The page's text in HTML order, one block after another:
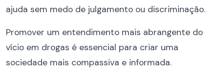
ajuda sem medo de julgamento ou discriminação.
Promover um entendimento mais abrangente do
vício em drogas é essencial para criar uma
sociedade mais compassiva e informada.